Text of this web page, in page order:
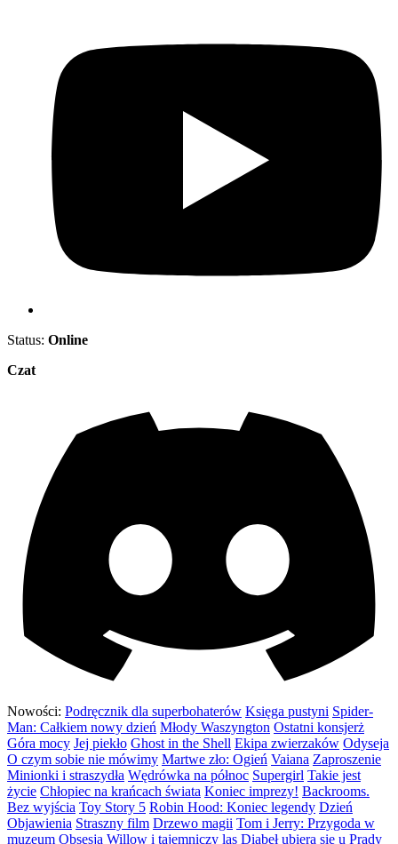
Status: Online
Czat
Nowości: Podręcznik dla superbohaterów Księga pustyni Spider-
Man: Całkiem nowy dzień Młody Waszyngton Ostatni konsjerż
Góra mocy Jej piekło Ghost in the Shell Ekipa zwierzaków Odyseja
O czym sobie nie mówimy Martwe zło: Ogień Vaiana Zaproszenie
Minionki i straszydła Wędrówka na północ Supergirl Takie jest
życie Chłopiec na krańcach świata Koniec imprezy! Backrooms.
Bez wyjścia Toy Story 5 Robin Hood: Koniec legendy Dzień
Objawienia Straszny film Drzewo magii Tom i Jerry: Przygoda w
muzeum Obsesja Willow i tajemniczy las Diabeł ubiera się u Prady